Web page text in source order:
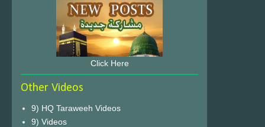
Click Here
Other Videos
9) HQ Taraweeh Videos
9) Videos